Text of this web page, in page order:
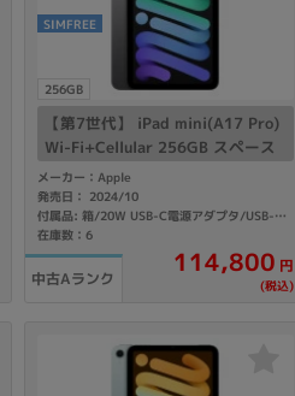
256GB
SIMFREE
【第7世代】 iPad mini(A17 Pro)
Wi-Fi+Cellular 256GB スペース
グレイ MXPT3J/A A2995 【国内
版SIMフリー】
メーカー：Apple
発売日： 2024/10
付属品: 箱/20W USB-C電源アダプタ/USB-C充電ケーブル(1m)/マニュアル
在庫数：6
中古Aランク
114,800 円
(税込)
月 まで